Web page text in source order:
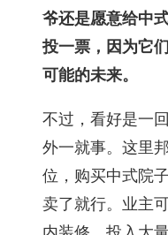
爷还是愿意给中
投一票，因为它
可能的未来。
不过，看好是一
外一就事。这里
位，购买中式院
卖了就行。业主